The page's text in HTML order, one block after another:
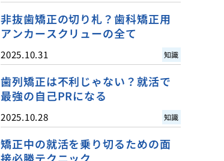
非抜歯矯正の切り札？歯科矯正用
アンカースクリューの全て
2025.10.31 知識
歯列矯正は不利じゃない？就活で
最強の自己PRになる
2025.10.28 知識
矯正中の就活を乗り切るための面